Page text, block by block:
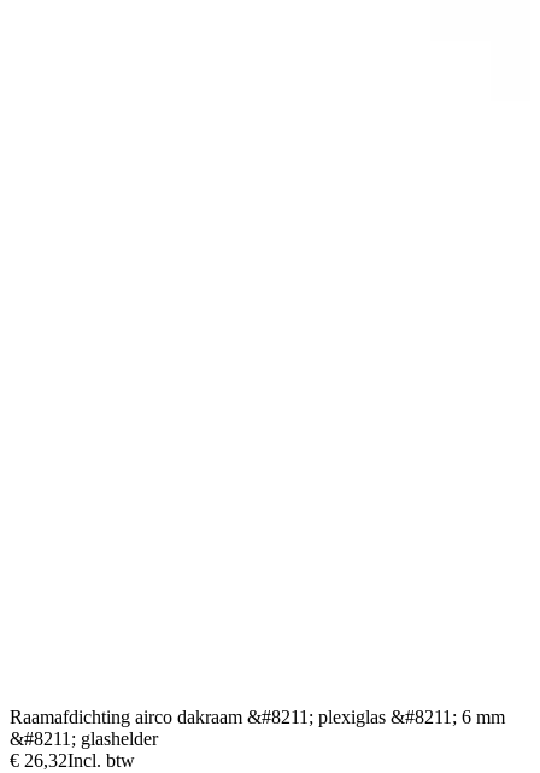
Raamafdichting airco dakraam &#8211; plexiglas &#8211; 6 mm
&#8211; glashelder
€ 26,32Incl. btw